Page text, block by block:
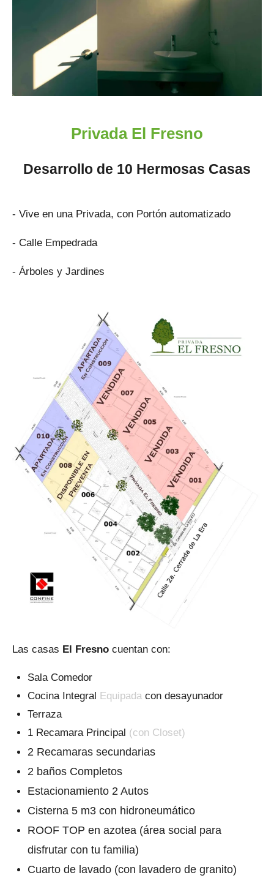
Privada El Fresno
Desarrollo de 10 Hermosas Casas
- Vive en una Privada, con Portón automatizado
- Calle Empedrada
- Árboles y Jardines
Las casas El Fresno cuentan con:
Sala Comedor
Cocina Integral Equipada con desayunador
Terraza
1 Recamara Principal (con Closet)
2 Recamaras secundarias
2 baños Completos
Estacionamiento 2 Autos
Cisterna 5 m3 con hidroneumático
ROOF TOP en azotea (área social para
disfrutar con tu familia)
Cuarto de lavado (con lavadero de granito)